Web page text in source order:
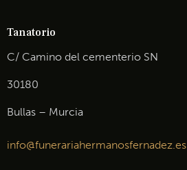
Tanatorio
C/ Camino del cementerio SN
30180
Bullas – Murcia
info@funerariahermanosfernadez.es